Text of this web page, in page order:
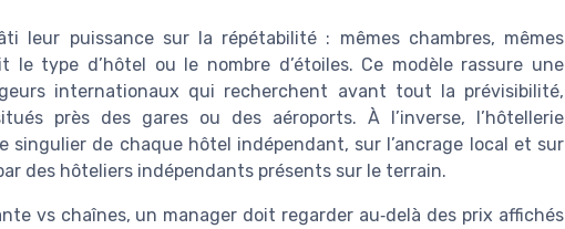
leur puissance sur la répétabilité : mêmes chambres, mêmes
le type d’hôtel ou le nombre d’étoiles. Ce modèle rassure une
internationaux qui recherchent avant tout la prévisibilité,
près des gares ou des aéroports. À l’inverse, l’hôtellerie
singulier de chaque hôtel indépendant, sur l’ancrage local et sur
des hôteliers indépendants présents sur le terrain.
vs chaînes, un manager doit regarder au‑delà des prix affichés